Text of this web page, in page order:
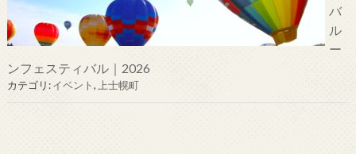
バ
ル
ー
ンフェスティバル｜2026
カテゴリ:イベント, 上士幌町